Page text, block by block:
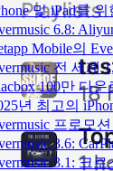
및 iPad를
6.8:
Mobile의
전 세계
100만 다
년 최고의
프로모
3.6:
3.1: 크